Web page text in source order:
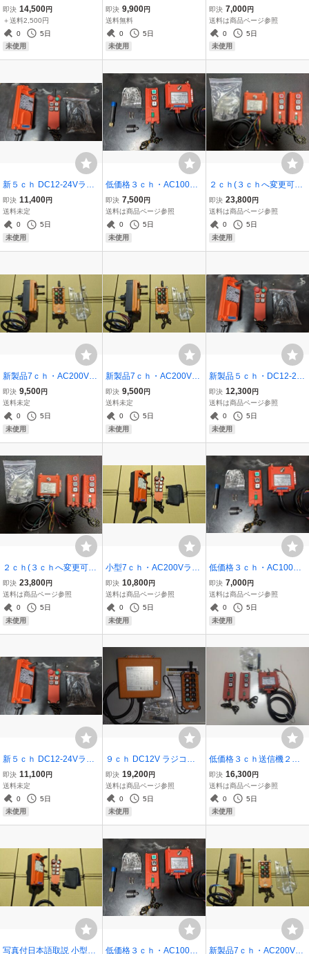
ラ 13・1/4×17K スクリュ
ー ヤマハ ホンダ YAMAH
A HONDA
即決 14,500円
＋送料2,500円
0
5日
未使用
7ch DC12-24V ラジコン
リモコン(6ch+1ch) キャ
リアカー ウイング車 パワ
ーゲート アームロール ヒ
即決 9,900円
送料無料
0
5日
未使用
ラジコン リモコン装置(2c
h+1ch)天井クレーン ホ
イスト ウインチ ポン
プ イルミネーション ペ
即決 7,000円
送料は商品ページ参照
0
5日
未使用
新５ｃｈ DC12-24Vラジ
コン リモコン(4ch+1ch)
積載車 セルフ アウトリガ
ー キャリアカー ローダー
ウインチ日新工業 写真付
即決 11,400円
送料未定
0
5日
未使用
低価格３ｃｈ・AC100V
ラジコン リモコン装置(2c
h+1ch)天井クレーン ホ
イスト ウインチ ポン
プ イルミネーション ペ
即決 7,500円
送料は商品ページ参照
0
5日
未使用
２ｃｈ(３ｃｈへ変更可能)
送信機２個 ＡＣ100-220
Ｖ ラジコン・リモコン装
置 天井クレーン ホイス
ト ウインチ ポンプ イルミ
即決 23,800円
送料は商品ページ参照
0
5日
未使用
新製品7ｃｈ・AC200Vラ
ジコン・リモコン7ch(6ch
+1ch) 天井クレーン ホ
イスト ウインチ ペンダン
トスイッチ サドル キトー
即決 9,500円
送料未定
0
5日
未使用
新製品7ｃｈ・AC200Vラ
ジコン・リモコン7ch(6ch
+1ch) 天井クレーン ホ
イスト ウインチ ペンダン
トスイッチ サドル キトー
即決 9,500円
送料未定
0
5日
未使用
新製品５ｃｈ・DC12-24
Vラジコン・リモコン(4ch
+1ch) 動噴スプレーヤー
ポンプ 換気ファン 電気柵
籾摺り機 グレンキャリー
即決 12,300円
送料は商品ページ参照
0
5日
未使用
２ｃｈ(３ｃｈへ変更可能)
送信機２個 ＡＣ100-220
Ｖ ラジコン・リモコン装
置 天井クレーン ホイス
ト ウインチ ポンプ イルミ
即決 23,800円
送料は商品ページ参照
0
5日
未使用
小型7ｃｈ・AC200Vラジ
コン・リモコン7ch(6ch+
1ch) 天井クレーン ホイス
ト ペンダントスイッチ サ
ドル ガーター キトー コー
即決 10,800円
送料は商品ページ参照
0
5日
未使用
低価格３ｃｈ・AC100V
ラジコン リモコン装置(2c
h+1ch)天井クレーン ホ
イスト ウインチ ポン
プ イルミネーション ペ
即決 7,000円
送料は商品ページ参照
0
5日
未使用
新５ｃｈ DC12-24Vラジ
コン リモコン(4ch+1ch)
積載車 車載車 セーフティ
ローダー セルフローダー
フラトップ ウインチ 写真
即決 11,100円
送料未定
0
5日
未使用
９ｃｈ DC12V ラジコ
ン・リモコン(8ch+1ch)
積載車 車載車 カニクレー
ン ユニック 積載型クレー
ン コンクリートポンプ ヒ
即決 19,200円
送料は商品ページ参照
0
5日
未使用
低価格３ｃｈ送信機２個
ＤＣ12Ｖ-24Ｖラジコン・
リモコン装置（2ｃｈ＋）
パワーゲート ウイング
車 積載車 写真付日本
即決 16,300円
送料は商品ページ参照
0
5日
未使用
写真付日本語取説 小型7 低価格３ｃｈ・AC100V 新製品7ｃｈ・AC200Vラ